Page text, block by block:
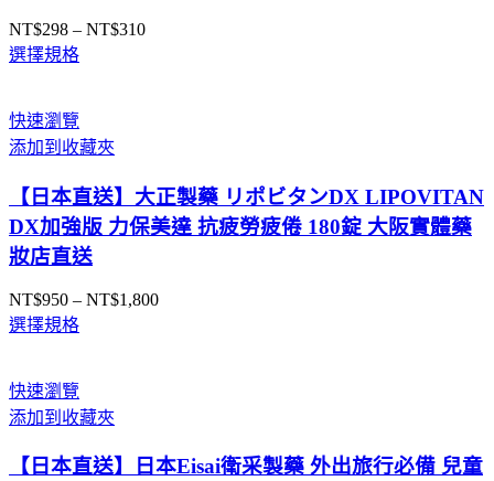
NT$298 – NT$310價
選擇規格
快速瀏覽
添加到收藏夾
【日本直送】大正製藥 リポビタンDX LIPOVITAN
DX加強版 力保美達 抗疲勞疲倦 180錠 大阪實體藥
妝店直送
NT$950 – NT$1,800價
NT$1,800
選擇規格
快速瀏覽
添加到收藏夾
【日本直送】日本Eisai衛采製藥 外出旅行必備 兒童